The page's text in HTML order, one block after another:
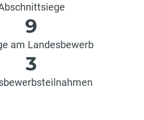
9
am Landesbewerb
3